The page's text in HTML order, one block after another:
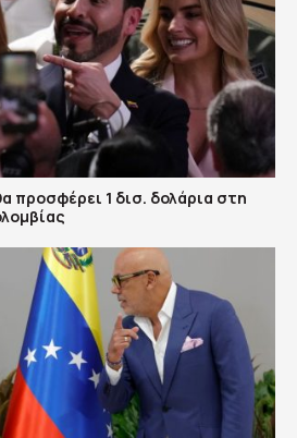
προσφέρει 1 δισ. δολάρια στη